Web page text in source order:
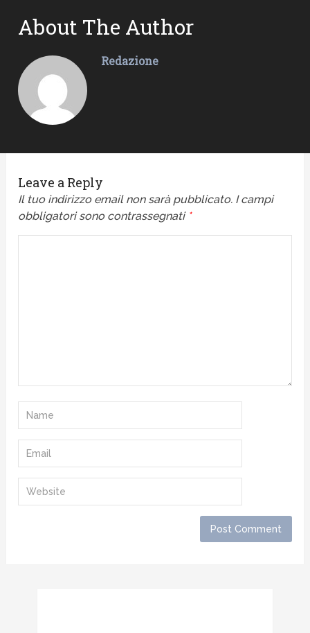
About The Author
Redazione
Leave a Reply
Il tuo indirizzo email non sarà pubblicato. I campi
obbligatori sono contrassegnati *